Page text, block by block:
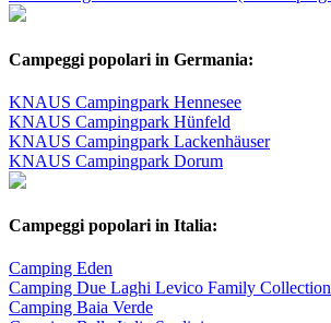
Campeggi popolari in Germania:
KNAUS Campingpark Hennesee
KNAUS Campingpark Hünfeld
KNAUS Campingpark Lackenhäuser
KNAUS Campingpark Dorum
Campeggi popolari in Italia:
Camping Eden
Camping Due Laghi Levico Family Collection
Camping Baia Verde